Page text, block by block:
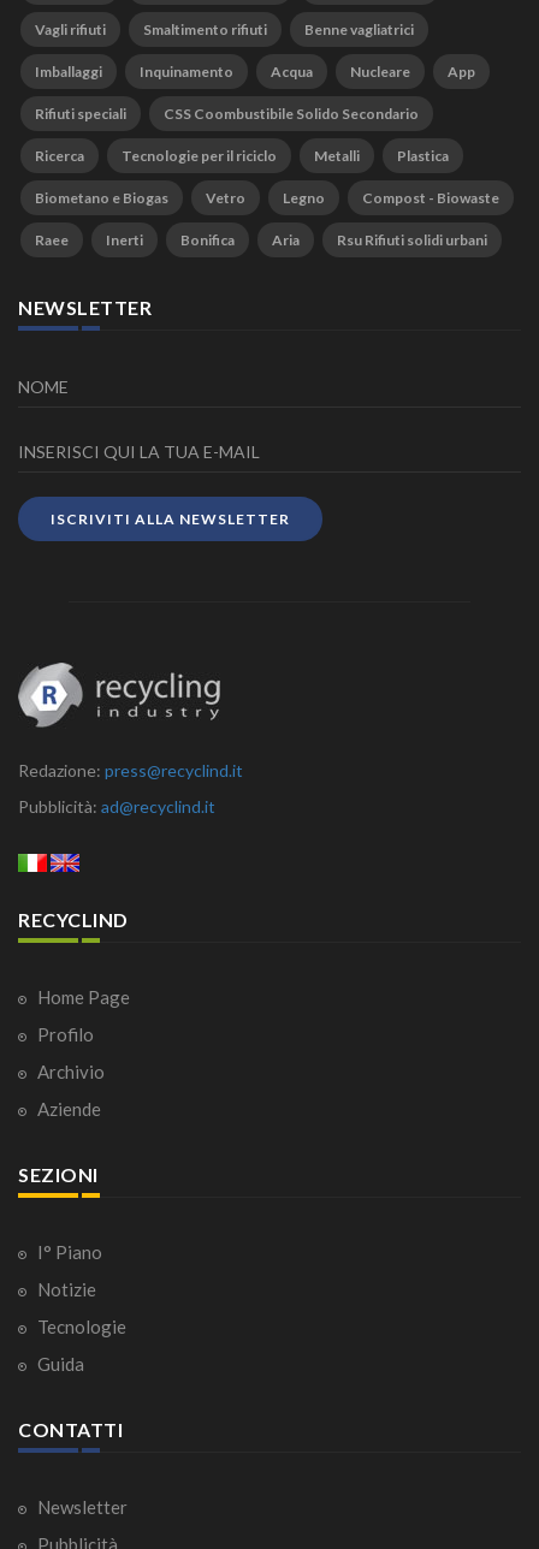
Vagli rifiuti Smaltimento rifiuti Benne vagliatrici
Imballaggi Inquinamento Acqua Nucleare App
Rifiuti speciali CSS Coombustibile Solido Secondario
Ricerca Tecnologie per il riciclo Metalli Plastica
Biometano e Biogas Vetro Legno Compost - Biowaste
Raee Inerti Bonifica Aria Rsu Rifiuti solidi urbani
NEWSLETTER
ISCRIVITI ALLA NEWSLETTER
Redazione: press@recyclind.it
Pubblicità: ad@recyclind.it
RECYCLIND
Home Page
Profilo
Archivio
Aziende
SEZIONI
I° Piano
Notizie
Tecnologie
Guida
CONTATTI
Newsletter
Pubblicità